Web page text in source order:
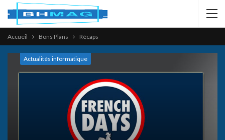
Accueil Bons Plans Récaps
Actualités informatique